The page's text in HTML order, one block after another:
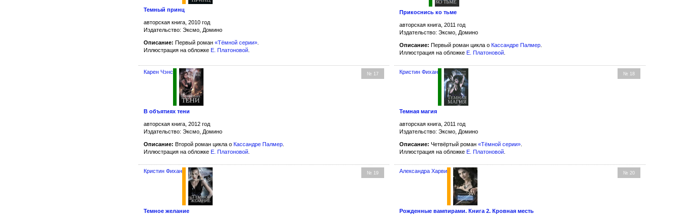
Темный принц
авторская книга, 2010 год
Издательство: Эксмо, Домино
Описание: Первый роман «Тёмной серии»
Иллюстрация на обложке Е. Платоновой
Прикоснись ко тьме
авторская книга, 2011 год
Издательство: Эксмо, Домино
Описание: Первый роман цикла о Кассандре Палмер
Иллюстрация на обложке Е. Платоновой
№ 17
Карен Чэнс
В объятиях тени
авторская книга, 2012 год
Издательство: Эксмо, Домино
Описание: Второй роман цикла о Кассандре Палмер
Иллюстрация на обложке Е. Платоновой
№ 18
Кристин Фихан
Темная магия
авторская книга, 2011 год
Издательство: Эксмо, Домино
Описание: Четвёртый роман«Тёмной серии»
Иллюстрация на обложке Е. Платоновой
№ 19
Кристин Фихан
Темное желание
№ 20
Александра Харви
Рожденные вампирами. Книга 2. Кровная месть